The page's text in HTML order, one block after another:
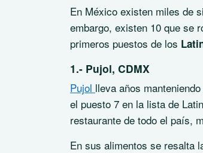
En México existen miles de
embargo, existen 10 que se
primeros puestos de los
1.- Pujol, CDMX
Pujol lleva años
el puesto 7 en la lista de
restaurante de todo el país,
En sus alimentos se resalta